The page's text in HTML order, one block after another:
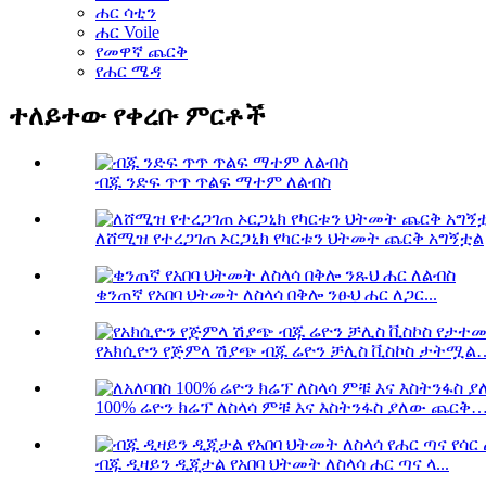
ሐር ሳቲን
ሐር Voile
የመዋኛ ጨርቅ
የሐር ሜዳ
ተለይተው የቀረቡ ምርቶች
ብጁ ንድፍ ጥጥ ጥልፍ ማተም ለልብስ
ለሸሚዝ የተረጋገጠ ኦርጋኒክ የካርቱን ህትመት ጨርቅ አግኝቷል
ቄንጠኛ የአበባ ህትመት ለስላሳ በቅሎ ንፁህ ሐር ለጋር...
የአክሲዮን የጅምላ ሽያጭ ብጁ ሬዮን ቻሊስ ቪስኮስ
100% ሬዮን ክሬፕ ለስላሳ ምቹ እና እስትንፋስ ያለው
ብጁ ዲዛይን ዲጂታል የአበባ ህትመት ለስላሳ ሐር ጣና ላ...